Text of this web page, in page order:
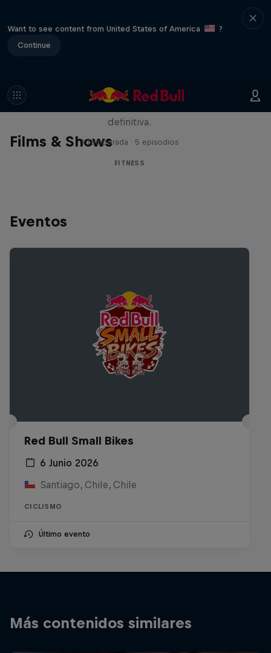
Want to see content from United States of America
?
Continue
Films & Shows
Los mejores atletas HYROX compiten
definitiva.
1 Temporada · 5 episodios
FITNESS
Eventos
Red Bull Small Bikes
6 Junio 2026
Santiago, Chile, Chile
CICLISMO
Último evento
Más contenidos similares